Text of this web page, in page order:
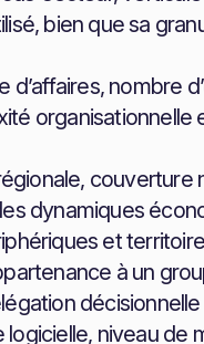
bien que sa
d’affaires, nombre
organisationnelle
dynamiques
et
à un
décisionnelle
logicielle, niveau de